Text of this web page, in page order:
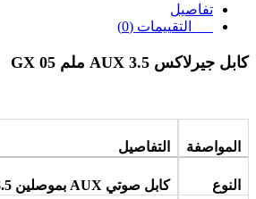
تفاصيل
التقييمات (0)
كابل جيرلاكس AUX 3.5 ملم GX 05
المواصفة التفاصيل
النوع كابل صوتي بموصلين 3.5 ملم (ذكر إلى ذكر)